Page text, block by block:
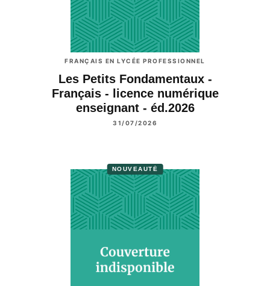
FRANÇAIS EN LYCÉE PROFESSIONNEL
Les Petits Fondamentaux -
Français - licence numérique
enseignant - éd.2026
31/07/2026
NOUVEAUTÉ